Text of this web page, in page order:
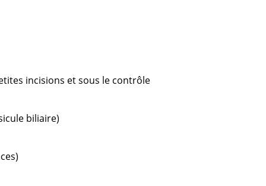
incisions et sous le contrôle
biliaire)